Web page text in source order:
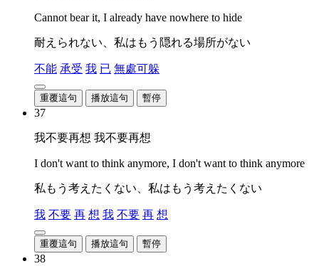
Cannot bear it, I already have nowhere to hide
耐えられない、私はもう隠れる場所がない
不能 承受 我 已 無處可躲
重覆這句 播放這句 暫停
37
我不要再想 我不要再想
I don't want to think anymore, I don't want to think anymore
私もう考えたくない、私はもう考えたくない
我 不要 再 想 我 不要 再 想
重覆這句 播放這句 暫停
38